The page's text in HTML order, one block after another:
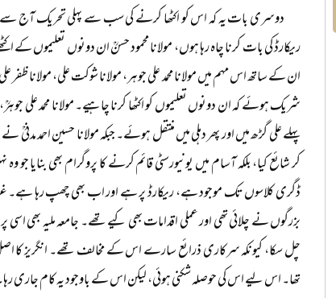
دوسری بات یہ کہ اس کو اکٹھا کرنے کی سب سے پہلی تحریک آج سے
ریکارڈ کی بات کرنا چاہ رہا ہوں، مولانا محمود حسنؒ ان دونوں
ان کے ساتھ اس مہم میں مولانا محمد علی جوہر، مولانا شوکت علی، مولانا ظفر
شریک ہوئے کہ ان دونوں تعلیموں کو اکٹھا کرنا چاہیے۔ مولانا محمد علی
پہلے علی گڑھ میں اور پھر دہلی میں منتقل ہوئے۔ جبکہ مولانا حسین احمد
کر شائع کیا، بلکہ آسام میں یونیورسٹی قائم کرنے کا پروگرام بھی
ڈگری کلاسوں تک موجود ہے، ریکارڈ پر ہے اور اب بھی چھپ رہا ہے۔
بزرگوں نے چلائی تھی اور عملی اقدامات بھی کیے تھے۔ جامعہ ملیہ بھی اسی
چل سکا، کیونکہ سرکاری ذرائع سارے اس کے مخالف تھے۔ انگریز کا اصل
تھا۔ اس لیے اس کی حوصلہ شکنی ہوئی، لیکن اس کے باوجود یہ کام جاری